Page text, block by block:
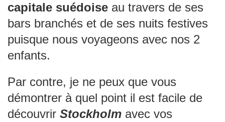
capitale suédoise au travers de ses
bars branchés et de ses nuits festives
puisque nous voyageons avec nos 2
enfants.
Par contre, je ne peux que vous
démontrer à quel point il est facile de
découvrir Stockholm avec vos